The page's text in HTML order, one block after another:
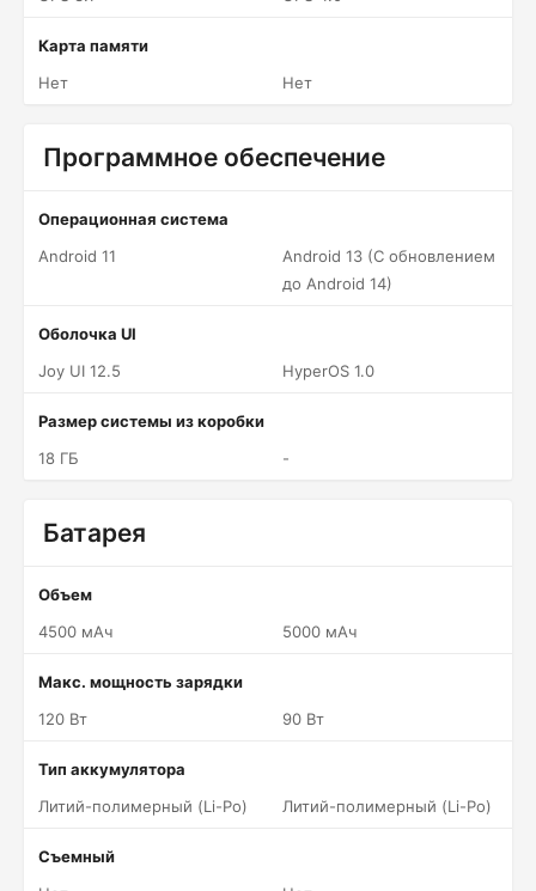
Карта памяти
Нет
Нет
Программное обеспечение
Операционная система
Android 11
Android 13 (С обновлением
до Android 14)
Оболочка UI
Joy UI 12.5
HyperOS 1.0
Размер системы из коробки
18 ГБ
-
Батарея
Объем
4500 мАч
5000 мАч
Макс. мощность зарядки
120 Вт
90 Вт
Тип аккумулятора
Литий-полимерный (Li-Po)
Литий-полимерный (Li-Po)
Съемный